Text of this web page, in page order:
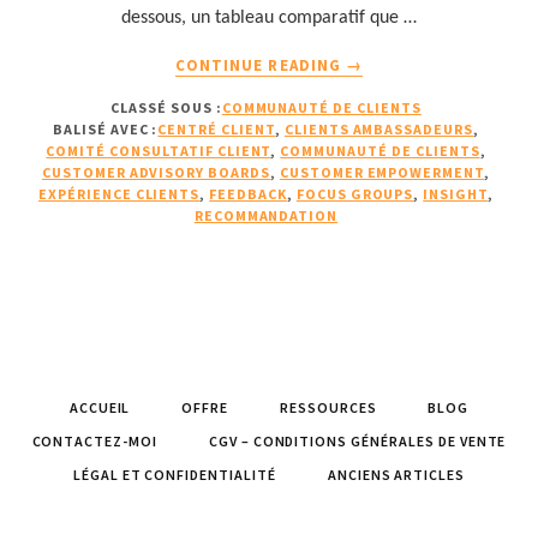
dessous, un tableau comparatif que …
CONTINUE READING
DIFFÉRENCE
ENTRE
UN
COMITÉ
→
CLASSÉ SOUS : COMMUNAUTÉ DE CLIENTS
BALISÉ AVEC : CENTRÉ CLIENT, CLIENTS AMBASSADEURS,
COMITÉ CONSULTATIF CLIENT, COMMUNAUTÉ DE CLIENTS,
CUSTOMER ADVISORY BOARDS, CUSTOMER EMPOWERMENT,
EXPÉRIENCE CLIENTS, FEEDBACK, FOCUS GROUPS, INSIGHT,
RECOMMANDATION
ACCUEIL OFFRE RESSOURCES
BLOG
CONTACTEZ-MOI
CGV – CONDITIONS GÉNÉRALES DE VENTE
LÉGAL ET CONFIDENTIALITÉ
ANCIENS ARTICLES